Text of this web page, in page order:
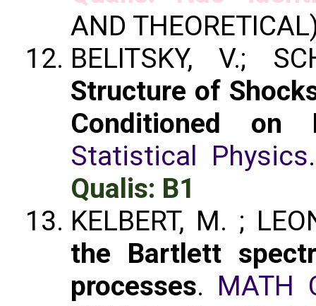
AND
BELITSKY, V.;
Structure of
Conditioned on
Statistical Physics
Qualis: B1
KELBERT, M. ;
the Bartlett
processes. MATH